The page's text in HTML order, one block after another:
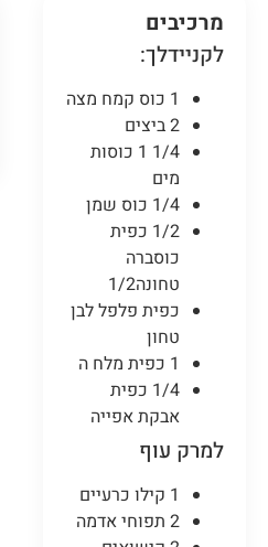
מרכיבים
לקניידלך:
1 כוס קמח מצה
2 ביצים
1/4 1 כוסות
מים
1/4 כוס שמן
1/2 כפית
כוסברה
טחונה1/2
כפית פלפל לבן
טחון
1 כפית מלח ה
1/4 כפית
אבקת אפייה
למרק עוף
1 קילו כרעיים
2 תפוחי אדמה